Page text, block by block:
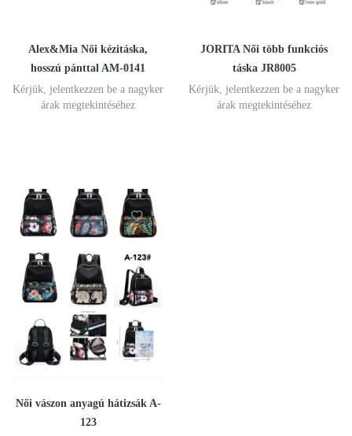
Alex&Mia Női kézitáska,
hosszú pánttal AM-0141
Kérjük, jelentkezzen be a nagyker
árak megtekintéséhez
JORITA Női több funkciós
táska JR8005
Kérjük, jelentkezzen be a nagyker
árak megtekintéséhez
Női vászon anyagú hátizsák A-
123